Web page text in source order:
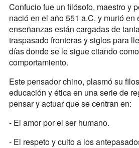
Confucio fue un filósofo, maestro y
nació en el año 551 a.C. y murió en
enseñanzas están cargadas de
traspasado fronteras y siglos para
días donde se le sigue citando
comportamiento.
Este pensador chino, plasmó su
educación y ética en una serie de
pensar y actuar que se centran en:
- El amor por el ser humano.
- El respeto y culto a los